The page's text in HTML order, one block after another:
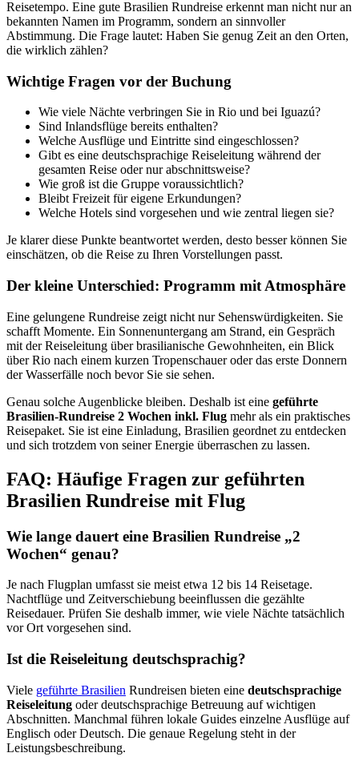
Reisetempo. Eine gute Brasilien Rundreise erkennt man nicht nur an
bekannten Namen im Programm, sondern an sinnvoller
Abstimmung. Die Frage lautet: Haben Sie genug Zeit an den Orten,
die wirklich zählen?
Wichtige Fragen vor der Buchung
Wie viele Nächte verbringen Sie in Rio und bei Iguazú?
Sind Inlandsflüge bereits enthalten?
Welche Ausflüge und Eintritte sind eingeschlossen?
Gibt es eine deutschsprachige Reiseleitung während der
gesamten Reise oder nur abschnittsweise?
Wie groß ist die Gruppe voraussichtlich?
Bleibt Freizeit für eigene Erkundungen?
Welche Hotels sind vorgesehen und wie zentral liegen sie?
Je klarer diese Punkte beantwortet werden, desto besser können Sie
einschätzen, ob die Reise zu Ihren Vorstellungen passt.
Der kleine Unterschied: Programm mit Atmosphäre
Eine gelungene Rundreise zeigt nicht nur Sehenswürdigkeiten. Sie
schafft Momente. Ein Sonnenuntergang am Strand, ein Gespräch
mit der Reiseleitung über brasilianische Gewohnheiten, ein Blick
über Rio nach einem kurzen Tropenschauer oder das erste Donnern
der Wasserfälle noch bevor Sie sie sehen.
Genau solche Augenblicke bleiben. Deshalb ist eine geführte
Brasilien-Rundreise 2 Wochen inkl. Flug mehr als ein praktisches
Reisepaket. Sie ist eine Einladung, Brasilien geordnet zu entdecken
und sich trotzdem von seiner Energie überraschen zu lassen.
FAQ: Häufige Fragen zur geführten
Brasilien Rundreise mit Flug
Wie lange dauert eine Brasilien Rundreise „2
Wochen“ genau?
Je nach Flugplan umfasst sie meist etwa 12 bis 14 Reisetage.
Nachtflüge und Zeitverschiebung beeinflussen die gezählte
Reisedauer. Prüfen Sie deshalb immer, wie viele Nächte tatsächlich
vor Ort vorgesehen sind.
Ist die Reiseleitung deutschsprachig?
Viele geführte Brasilien Rundreisen bieten eine deutschsprachige
Reiseleitung oder deutschsprachige Betreuung auf wichtigen
Abschnitten. Manchmal führen lokale Guides einzelne Ausflüge auf
Englisch oder Deutsch. Die genaue Regelung steht in der
Leistungsbeschreibung.